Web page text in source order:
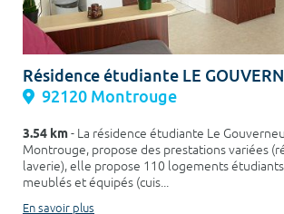
Résidence étudiante LE
92120 Montrouge
3.54 km- La résidence étudiante Le
Montrouge, propose des prestations variées
laverie), elle propose 110 logements
meublés et équipés (cuis...
En savoir plus